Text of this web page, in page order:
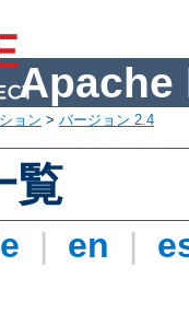
Apache
ョン > バージョン 2.4
覧
| en |